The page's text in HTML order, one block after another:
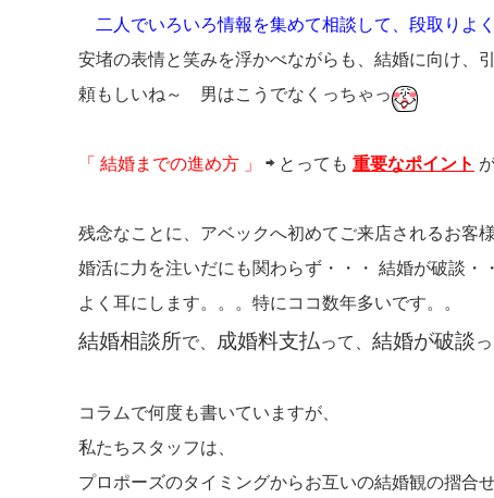
二人でいろいろ情報を集めて相談して、段取りよ
安堵の表情と笑みを浮かべながらも、結婚に向け、
頼もしいね～ 男はこうでなくっちゃっ
「 結婚までの進め方 」 ⇨とっても 重要なポイント
残念なことに、アベックへ初めてご来店されるお客様
婚活に力を注いだにも関わらず・・・ 結婚が破談・
よく耳にします。。。特にココ数年多いです。。
結婚相談所で、 成婚料支払って、 結婚が破談
コラムで何度も書いていますが、
私たちスタッフは、
プロポーズのタイミングからお互いの結婚観の摺合